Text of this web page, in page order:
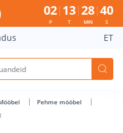
LIFT RECLINER - Bauhof
02
P
13
T
28
MIN
40
S
ET
Pehme mööbel